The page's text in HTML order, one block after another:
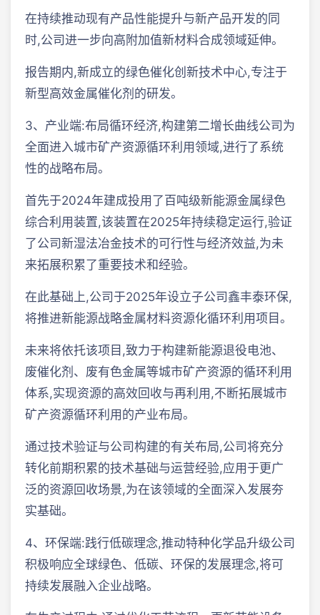
在持续推动现有产品性能提升与新产品开发的同
时,公司进一步向高附加值新材料合成领域延伸。
报告期内,新成立的绿色催化创新技术中心,专注于
新型高效金属催化剂的研发。
3、产业端:布局循环经济,构建第二增长曲线公司为
全面进入城市矿产资源循环利用领域,进行了系统
性的战略布局。
首先于2024年建成投用了百吨级新能源金属绿色
综合利用装置,该装置在2025年持续稳定运行,验证
了公司新湿法冶金技术的可行性与经济效益,为未
来拓展积累了重要技术和经验。
在此基础上,公司于2025年设立子公司鑫丰泰环保,
将推进新能源战略金属材料资源化循环利用项目。
未来将依托该项目,致力于构建新能源退役电池、
废催化剂、废有色金属等城市矿产资源的循环利用
体系,实现资源的高效回收与再利用,不断拓展城市
矿产资源循环利用的产业布局。
通过技术验证与公司构建的有关布局,公司将充分
转化前期积累的技术基础与运营经验,应用于更广
泛的资源回收场景,为在该领域的全面深入发展夯
实基础。
4、环保端:践行低碳理念,推动特种化学品升级公司
积极响应全球绿色、低碳、环保的发展理念,将可
持续发展融入企业战略。